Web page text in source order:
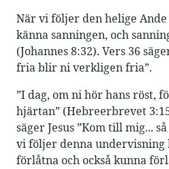
När vi följer den helige
känna sanningen, och
(Johannes 8:32). Vers 36
fria blir ni verkligen fria”.
”I dag, om ni hör hans röst,
hjärtan” (Hebreerbrevet
säger Jesus ”Kom till mig...
vi följer denna
förlåtna och också kunna